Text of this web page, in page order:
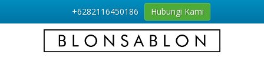
+6282116450186 Hubungi Kami